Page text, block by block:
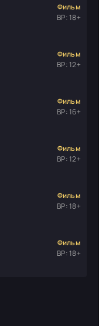
Фильм
ВР: 18+
Фильм
ВР: 12+
Фильм
ВР: 16+
Фильм
ВР: 12+
Фильм
ВР: 18+
Фильм
ВР: 18+